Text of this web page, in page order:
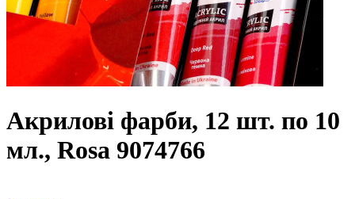
Акрилові фарби, 12 шт. по 10
мл., Rosa 9074766